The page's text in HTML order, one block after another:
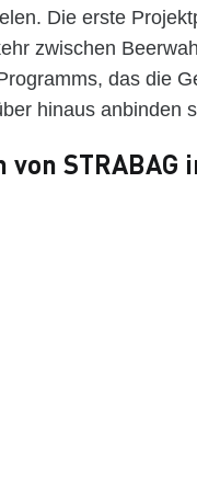
Die erste
zwischen
das die
hinaus anbinden
STRABAG